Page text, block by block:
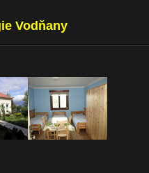
Vodňany